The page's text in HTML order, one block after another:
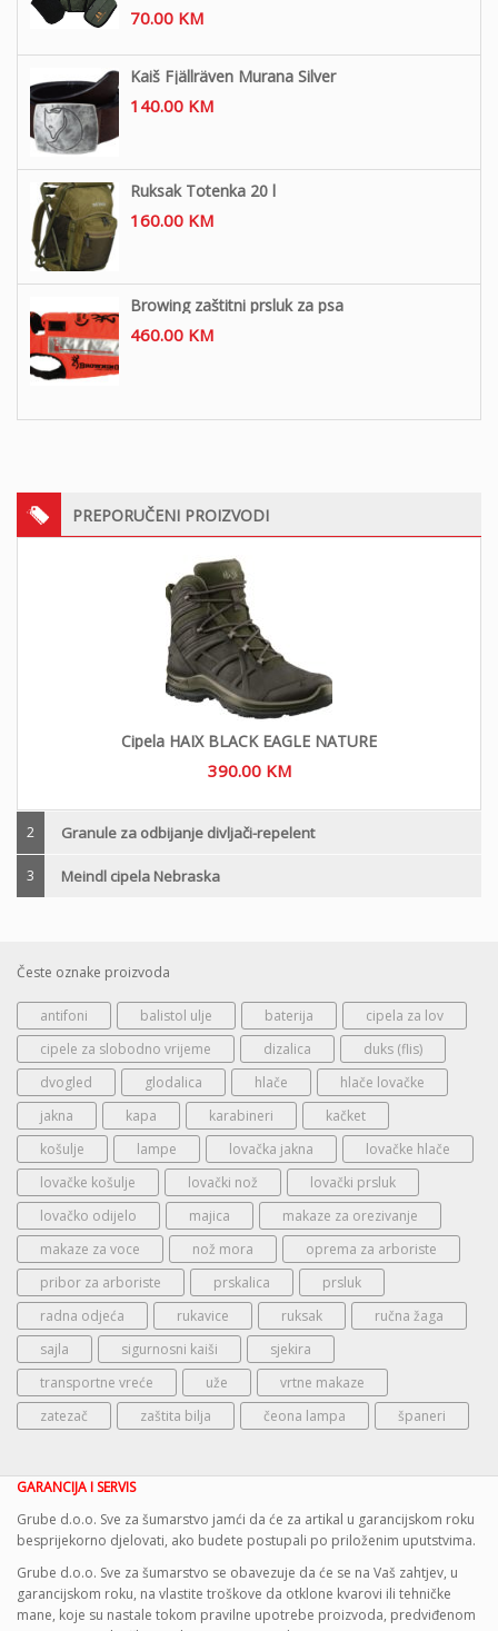
70.00 KM
Kaiš Fjällräven Murana Silver
140.00 KM
Ruksak Totenka 20 l
160.00 KM
Browing zaštitni prsluk za psa
460.00 KM
PREPORUČENI PROIZVODI
Cipela HAIX BLACK EAGLE NATURE
390.00 KM
2 Granule za odbijanje divljači-repelent
3 Meindl cipela Nebraska
Česte oznake proizvoda
antifoni balistol ulje baterija
cipela za lov
cipele za slobodno vrijeme
dizalica
duks (flis)
dvogled
glodalica hlače
hlače lovačke
jakna
kapa karabineri
kačket
košulje
lampe lovačka jakna
lovačke hlače
lovačke košulje
lovački nož
lovački prsluk
lovačko odijelo
majica
makaze za orezivanje
makaze za voce
nož mora
oprema za arboriste
pribor za arboriste
prskalica
prsluk
radna odjeća
rukavice ruksak
ručna žaga
sajla
sigurnosni kaiši
sjekira
transportne vreće
uže
vrtne makaze
zatezač
zaštita bilja čeona lampa španeri
GARANCIJA I SERVIS
Grube d.o.o. Sve za šumarstvo jamći da će za artikal u garancijskom roku
besprijekorno djelovati, ako budete postupali po priloženim uputstvima.
Grube d.o.o. Sve za šumarstvo se obavezuje da će se na Vaš zahtjev, u
garancijskom roku, na vlastite troškove da otklone kvarovi ili tehničke
mane, koje su nastale tokom pravilne upotrebe proizvoda, predviđenom